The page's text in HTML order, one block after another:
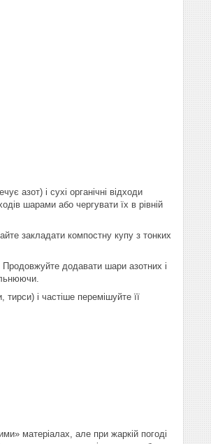
азот) і сухі органічні відходи
шарами або чергувати їх в рівній
закладати компостну купу з тонких
Продовжуйте додавати шари азотних і
і частіше перемішуйте її
матеріалах, але при жаркій погоді